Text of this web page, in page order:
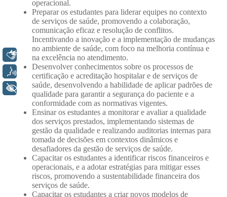
Libras
Voz
+ Acessibilidade